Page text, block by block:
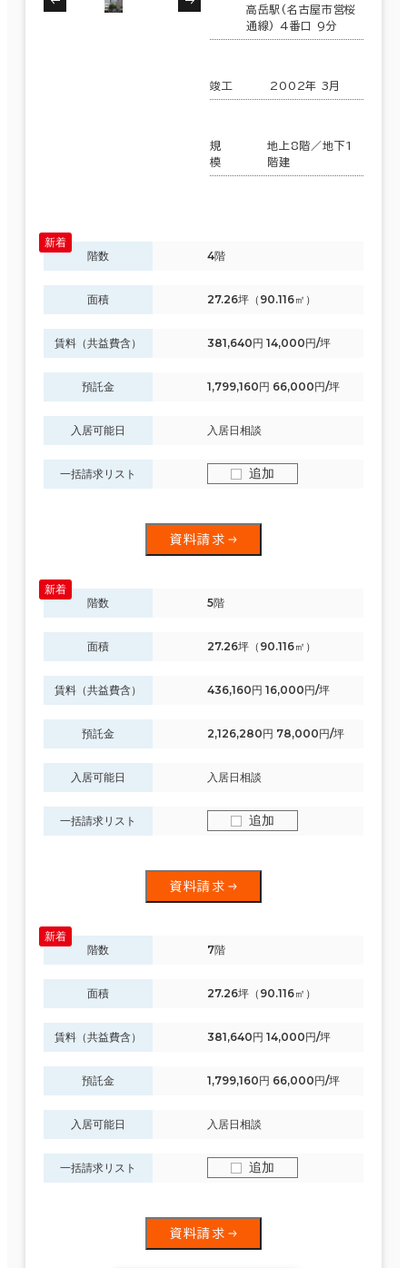
高岳駅(名古屋市営桜
通線) 4番口 9分
竣工 2002年 3月
規
模
地上8階／地下1
階建
階数 4階
面積 27.26坪（90.116㎡）
賃料（共益費含） 381,640円 14,000円/坪
預託金 1,799,160円 66,000円/坪
入居可能日 入居日相談
一括請求リスト 追加
資料請求
階数 5階
面積 27.26坪（90.116㎡）
賃料（共益費含） 436,160円 16,000円/坪
預託金 2,126,280円 78,000円/坪
入居可能日 入居日相談
一括請求リスト 追加
資料請求
階数 7階
面積 27.26坪（90.116㎡）
賃料（共益費含） 381,640円 14,000円/坪
預託金 1,799,160円 66,000円/坪
入居可能日 入居日相談
一括請求リスト 追加
資料請求